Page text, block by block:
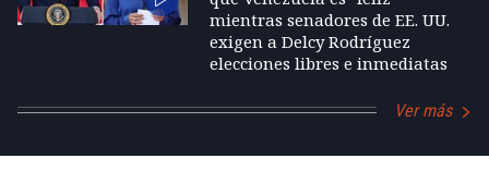
mientras senadores de EE. UU.
exigen a Delcy Rodríguez
elecciones libres e inmediatas
Ver más